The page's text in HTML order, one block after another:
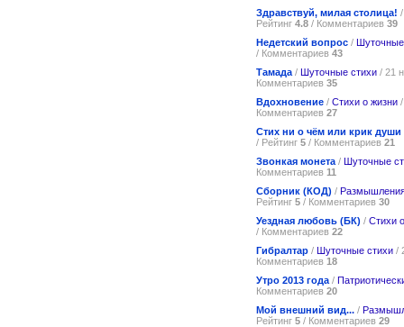
Здравствуй, милая столица!
Рейтинг 4.8 / Комментариев 39
Недетский вопрос / Шуточные
/ Комментариев 43
Тамада / Шуточные стихи / 21
Комментариев 35
Вдохновение / Стихи о жизни
Комментариев 27
Стих ни о чём или крик души
/ Рейтинг 5 / Комментариев 21
Звонкая монета / Шуточные
Комментариев 11
Сборник (КОД) /
Рейтинг 5 / Комментариев 30
Уездная любовь (БК) / Стихи
/ Комментариев 22
Гибралтар / Шуточные стихи /
Комментариев 18
Утро 2013 года /
Комментариев 20
Мой внешний вид... /
Рейтинг 5 / Комментариев 29